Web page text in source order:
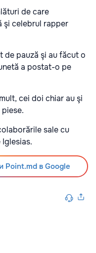
de care
şi celebrul rapper
de pauză şi au făcut o
a postat-o pe
cei doi chiar au şi
sale cu
Point.md в Google